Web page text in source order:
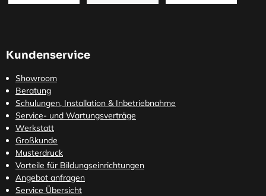
Kundenservice
Showroom
Beratung
Schulungen, Installation & Inbetriebnahme
Service- und Wartungsverträge
Werkstatt
Großkunde
Musterdruck
Vorteile für Bildungseinrichtungen
Angebot anfragen
Service Übersicht